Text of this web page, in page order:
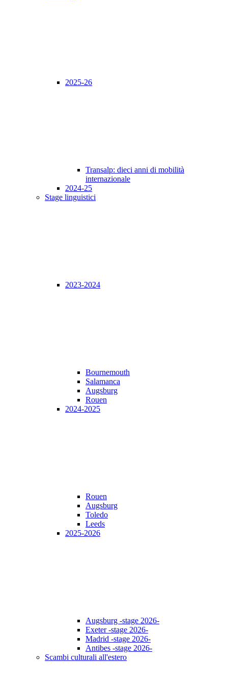
2025-26
Transalp: dieci anni di mobilità
internazionale
2024-25
Stage linguistici
2023-2024
Bournemouth
Salamanca
Augsburg
Rouen
2024-2025
Rouen
Augsburg
Toledo
Leeds
2025-2026
Augsburg -stage 2026-
Exeter -stage 2026-
Madrid -stage 2026-
Antibes -stage 2026-
Scambi culturali all'estero